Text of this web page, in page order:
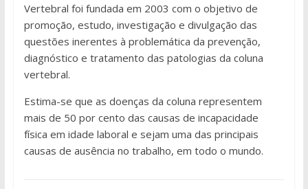
Vertebral foi fundada em 2003 com o objetivo de
promoção, estudo, investigação e divulgação das
questões inerentes à problemática da prevenção,
diagnóstico e tratamento das patologias da coluna
vertebral.
Estima-se que as doenças da coluna representem
mais de 50 por cento das causas de incapacidade
física em idade laboral e sejam uma das principais
causas de ausência no trabalho, em todo o mundo.